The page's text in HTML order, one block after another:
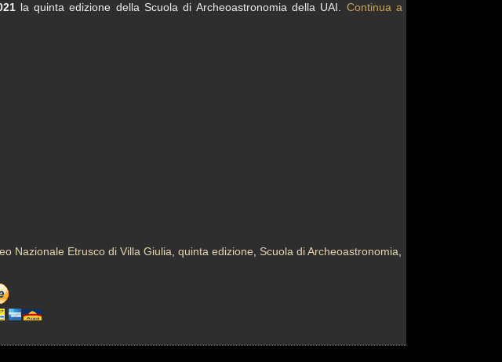
la quinta edizione della Scuola di Archeoastronomia della UAI. Continua a
Nazionale Etrusco di Villa Giulia, quinta edizione, Scuola di Archeoastronomia,